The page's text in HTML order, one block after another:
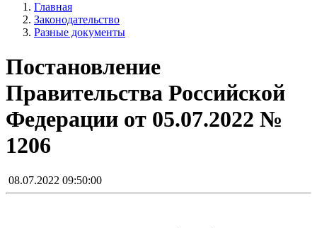
Главная
Законодательство
Разные документы
Постановление
Правительства Российской
Федерации от 05.07.2022 №
1206
08.07.2022 09:50:00